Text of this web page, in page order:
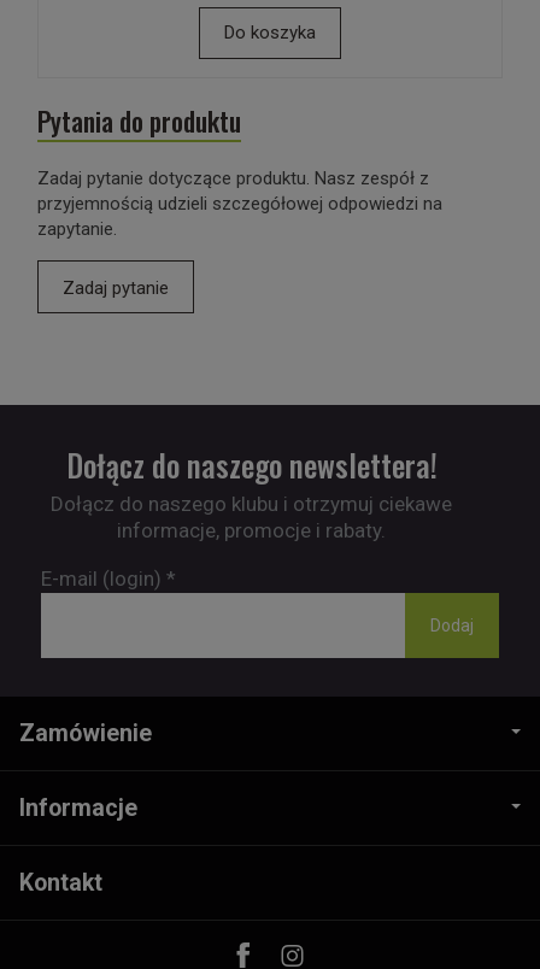
Do koszyka
Pytania do produktu
Zadaj pytanie dotyczące produktu. Nasz zespół z
przyjemnością udzieli szczegółowej odpowiedzi na
zapytanie.
Zadaj pytanie
Dołącz do naszego newslettera!
Dołącz do naszego klubu i otrzymuj ciekawe
informacje, promocje i rabaty.
E-mail (login) *
Zamówienie
Informacje
Kontakt